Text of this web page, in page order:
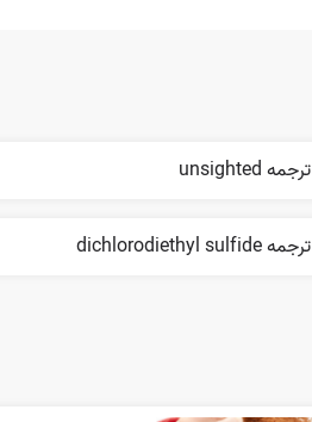
ترجمه unsighted
ترجمه dichlorodiethyl sulfide